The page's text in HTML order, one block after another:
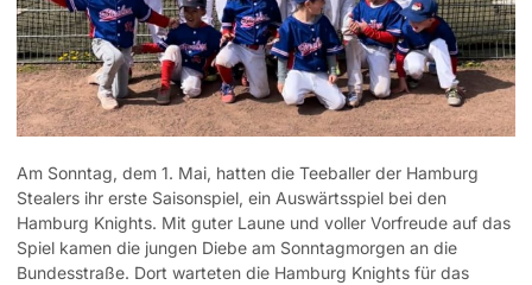
Am Sonntag, dem 1. Mai, hatten die Teeballer der Hamburg
Stealers ihr erste Saisonspiel, ein Auswärtsspiel bei den
Hamburg Knights. Mit guter Laune und voller Vorfreude auf das
Spiel kamen die jungen Diebe am Sonntagmorgen an die
Bundesstraße. Dort warteten die Hamburg Knights für das